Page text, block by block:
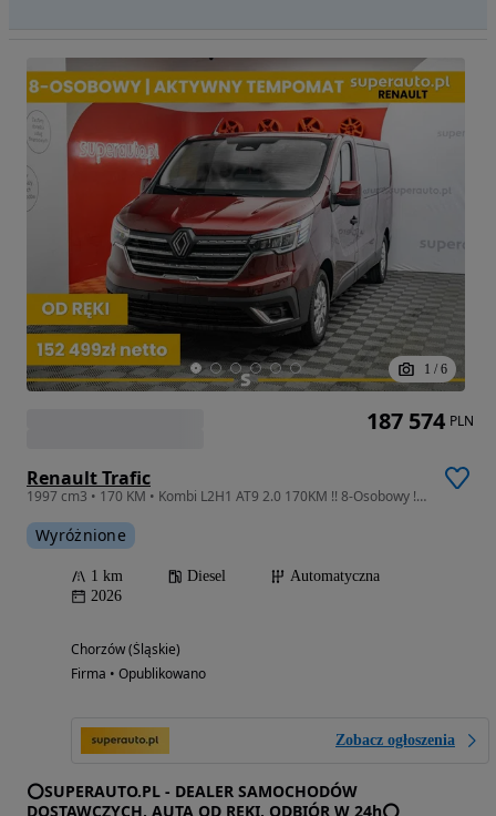
1 / 6
Renault Trafic
1997 cm3 • 170 KM • Kombi L2H1 AT9 2.0 170KM !! 8-Osobowy !! Kamera Cofania !! Radio 8" !!
Wyróżnione
1 km Diesel
Automatyczna
2026
Chorzów (Śląskie)
Firma • Opublikowano
Zobacz ogłoszenia
⭕SUPERAUTO.PL - DEALER SAMOCHODÓW
DOSTAWCZYCH, AUTA OD RĘKI, ODBIÓR W 24h⭕
187 574 PLN